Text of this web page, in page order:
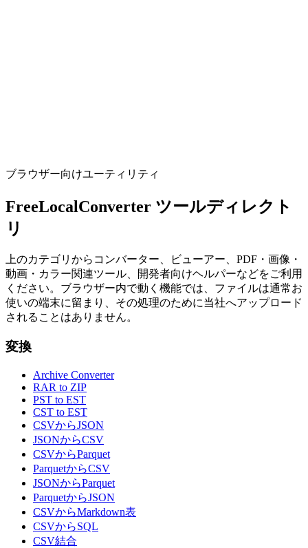
ブラウザー向けユーティリティ
FreeLocalConverter ツールディレクト
リ
上のカテゴリからコンバーター、ビューアー、PDF・画像・
動画・カラー関連ツール、開発者向けヘルパーなどをご利用
ください。ブラウザー内で動く機能では、ファイルは通常お
使いの端末に留まり、その処理のために当社へアップロード
されることはありません。
変換
Archive Converter
RAR to ZIP
PST to EST
CST to EST
CSVからJSON
JSONからCSV
CSVからParquet
ParquetからCSV
JSONからParquet
ParquetからJSON
CSVからMarkdown表
CSVからSQL
CSV結合